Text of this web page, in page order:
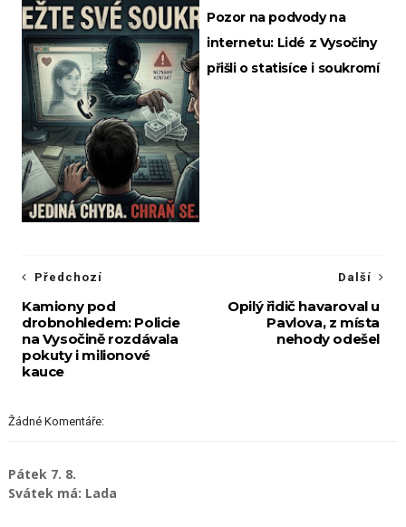
Pozor na podvody na
internetu: Lidé z Vysočiny
přišli o statisíce i soukromí
Další
Opilý řidič havaroval u
Pavlova, z místa
nehody odešel
Předchozí
Kamiony pod
drobnohledem: Policie
na Vysočině rozdávala
pokuty i milionové
kauce
Žádné Komentáře:
Pátek 7. 8.
Svátek má: Lada